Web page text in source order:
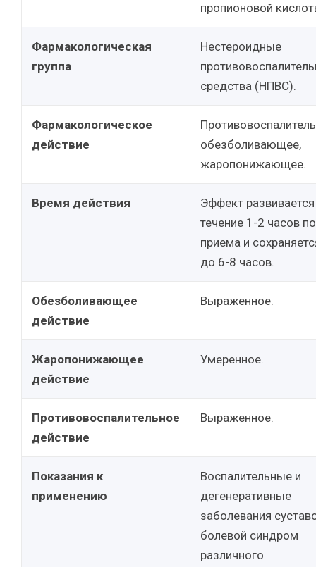
пропионовой
Фармакологическая
группа
Нестероидные
средства (НПВС).
Фармакологическое
действие
обезболивающее,
жаропонижающее.
Время действия
Эффект
течение 1-2 часов
приема и
до 6-8 часов.
Обезболивающее
действие
Выраженное.
Жаропонижающее
действие
Умеренное.
Противовоспалительное
действие
Выраженное.
Показания к
применению
Воспалительные и
дегенеративные
заболевания
болевой синдром
различного